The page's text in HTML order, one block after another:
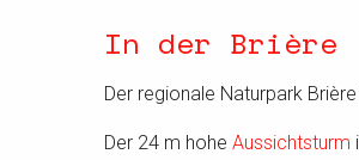
In der Brière
Der regionale Naturpark
Der 24 m hohe Aussichtsturm